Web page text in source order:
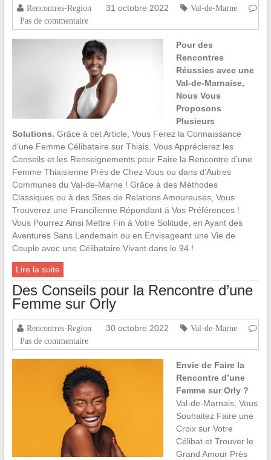
Rencontres-Region 31 octobre 2022
Val-de-Marne
Pas de commentaire
Pour des
Rencontres
Réussies avec une
Val-de-Marnaise,
Nous Vous
Proposons
Plusieurs
Solutions. Grâce à cet Article, Vous Ferez la Connaissance
d’une Femme Célibataire sur Thiais. Vous Apprécierez les
Conseils et les Renseignements pour Faire la Rencontre d’une
Femme Thiaisienne Près de Chez Vous ou dans d’Autres
Communes du Val-de-Marne ! Grâce à des Méthodes
Classiques ou à des Sites de Relations Amoureuses, Vous
Trouverez une Francilienne Répondant à Vos Préférences !
Vous Pourrez Ainsi Mettre Fin à Votre Solitude, en Ayant des
Aventures Sans Lendemain ou en Envisageant une Vie de
Couple avec une Célibataire Vivant dans le 94 !
Lire la suite
Des Conseils pour la Rencontre d’une
Femme sur Orly
Rencontres-Region 30 octobre 2022
Val-de-Marne
Pas de commentaire
Envie de Faire la
Rencontre d’une
Femme sur Orly ?
Val-de-Marnais, Vous
Souhaitez Faire une
Croix sur Votre
Célibat et Trouver le
Grand Amour Près